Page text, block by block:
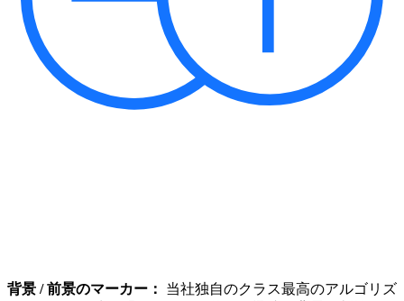
背景 / 前景のマーカー： 当社独自のクラス最高のアルゴリズ